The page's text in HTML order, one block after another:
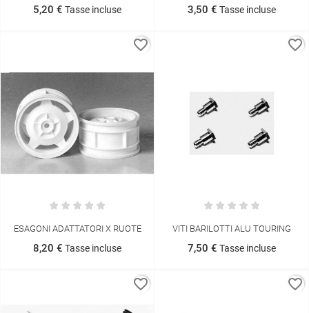
5,20 € Tasse incluse 3,50 € Tasse incluse
ESAGONI ADATTATORI X RUOTE
8,20 € Tasse incluse
favorite_border
VITI BARILOTTI ALU TOURING
7,50 € Tasse incluse
favorite_border
favorite_border favorite_border